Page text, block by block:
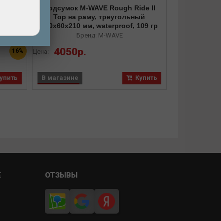
16%
Подсумок M-WAVE Rough Ride II
Top на раму, треугольный
100х60х210 мм, waterproof, 109 гр
Бренд: M-WAVE
Цена: 4050р.
Купить
В магазине
ОТЗЫВЫ